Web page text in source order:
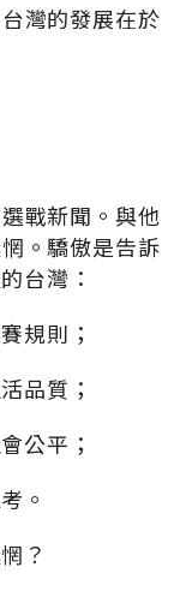
灣的發展在於
戰新聞。與他
。驕傲是告訴
台灣：
規則；
品質；
公平；
。
？